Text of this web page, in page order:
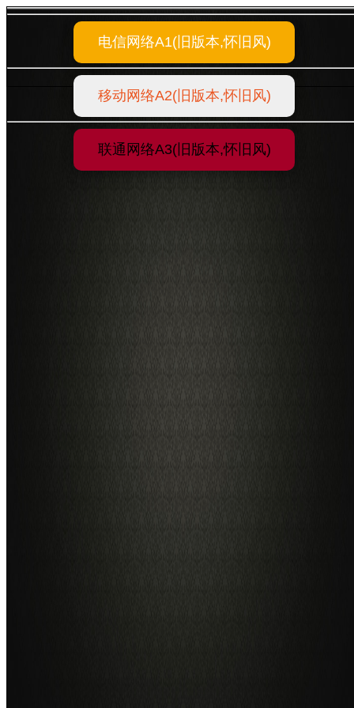
电信网络A1(旧版本,怀旧风)
移动网络A2(旧版本,怀旧风)
联通网络A3(旧版本,怀旧风)